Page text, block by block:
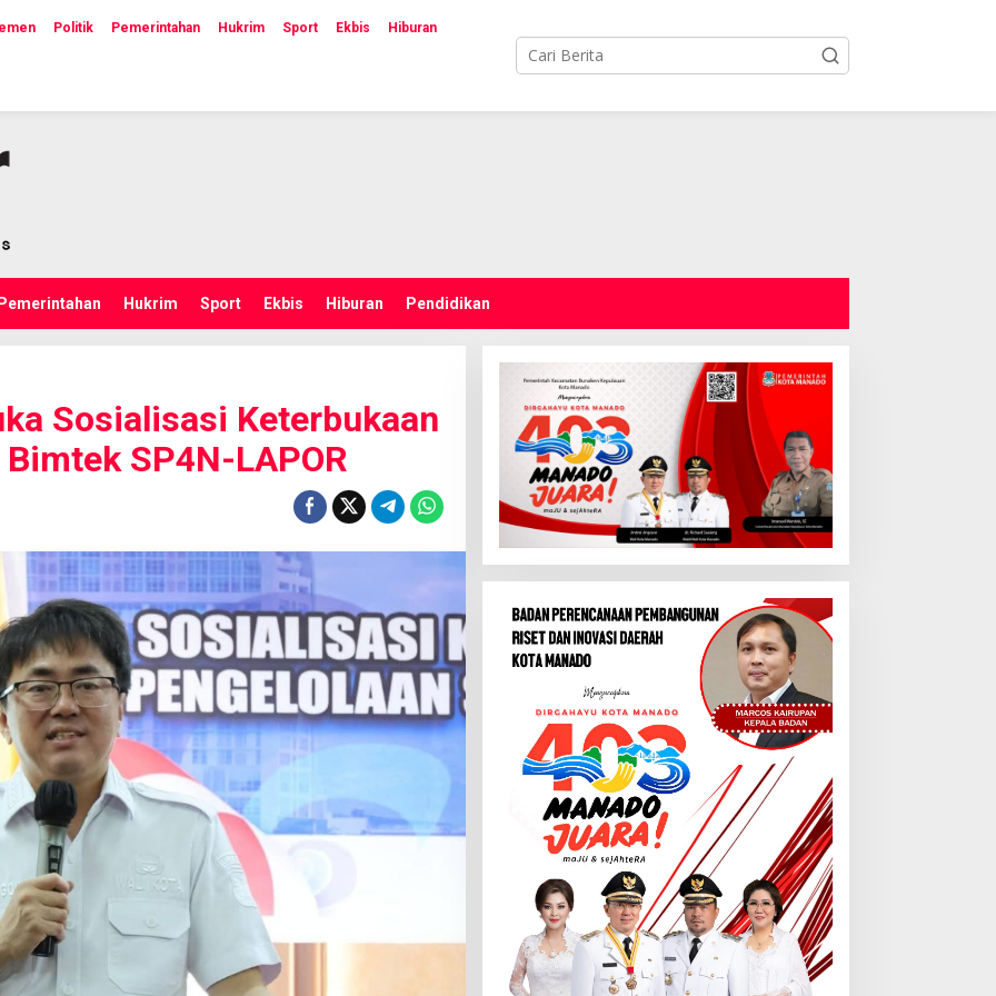
Politik Pemerintahan Hukrim Sport Ekbis Hiburan
Pemerintahan Hukrim Sport Ekbis Hiburan Pendidikan
Sosialisasi Keterbukaan
SP4N-LAPOR